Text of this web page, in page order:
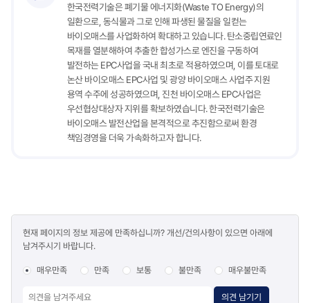
한국전력기술은 폐기물 에너지화(Waste TO Energy)의
일환으로, 동식물과 그로 인해 파생된 물질을 일컫는
바이오매스를 사업화하여 확대하고 있습니다. 탄소중립연료인
목재를 열분해하여 추출한 합성가스로 엔진을 구동하여
발전하는 EPC사업을 국내 최초로 적용하였으며, 이를 토대로
논산 바이오매스 EPC사업 및 광양 바이오매스 사업주 지원
용역 수주에 성공하였으며, 진천 바이오매스 EPC사업은
우선협상대상자 지위를 확보하였습니다. 한국전력기술은
바이오매스 발전산업을 본격적으로 추진함으로써 환경
책임경영을 더욱 가속화하고자 합니다.
만족도
조사
현재 페이지의 정보 제공에 만족하십니까? 개선/건의사항이 있으면 아래에
남겨주시기 바랍니다.
매우만족 만족 보통 불만족 매우불만족
의견 남기기